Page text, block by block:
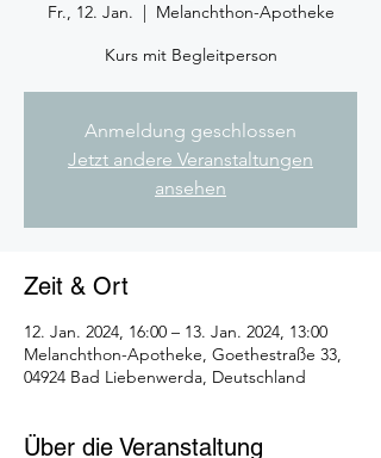
Fr., 12. Jan.
  |
Melanchthon-Apotheke
Kurs mit Begleitperson
Anmeldung geschlossen
Jetzt andere Veranstaltungen
ansehen
Zeit & Ort
12. Jan. 2024, 16:00 – 13. Jan. 2024, 13:00
Melanchthon-Apotheke, Goethestraße 33,
04924 Bad Liebenwerda, Deutschland
Über die Veranstaltung